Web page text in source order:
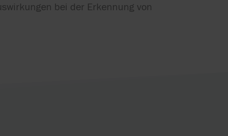
bei der Erkennung von